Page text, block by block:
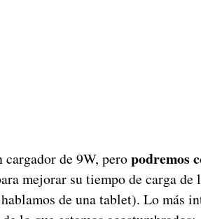
de 9W, peropodremos
mejorar su tiempo de carga de
de una tablet). Lo más